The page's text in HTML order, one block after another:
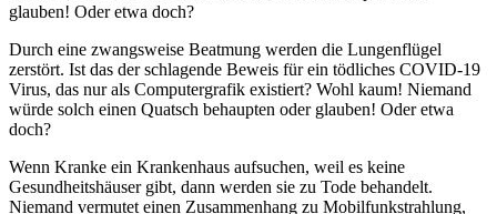
glauben! Oder etwa doch?
Durch eine zwangsweise Beatmung werden die Lungenflügel
zerstört. Ist das der schlagende Beweis für ein tödliches COVID-19
Virus, das nur als Computergrafik existiert? Wohl kaum! Niemand
würde solch einen Quatsch behaupten oder glauben! Oder etwa
doch?
Wenn Kranke ein Krankenhaus aufsuchen, weil es keine
Gesundheitshäuser gibt, dann werden sie zu Tode behandelt.
Niemand vermutet einen Zusammenhang zu Mobilfunkstrahlung,